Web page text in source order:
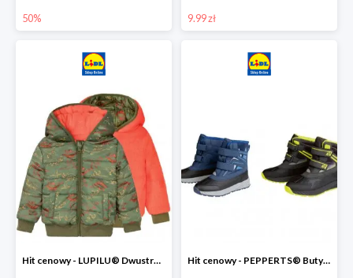
50% 9.99 zł
Hit cenowy - LUPILU® Dwustronna kurtka dziecięca z polarem Hit cenowy - PEPPERTS® Buty zimowe chłopięce